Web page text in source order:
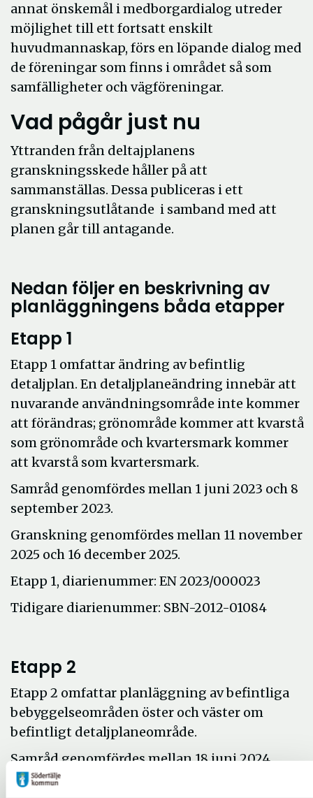
annat önskemål i medborgardialog utreder
möjlighet till ett fortsatt enskilt
huvudmannaskap, förs en löpande dialog med
de föreningar som finns i området så som
samfälligheter och vägföreningar.
Vad pågår just nu
Yttranden från deltajplanens
granskningsskede håller på att
sammanställas. Dessa publiceras i ett
granskningsutlåtande i samband med att
planen går till antagande.
Nedan följer en beskrivning av
planläggningens båda etapper
Etapp 1
Etapp 1 omfattar ändring av befintlig
detaljplan. En detaljplaneändring innebär att
nuvarande användningsområde inte kommer
att förändras; grönområde kommer att kvarstå
som grönområde och kvartersmark kommer
att kvarstå som kvartersmark.
Samråd genomfördes mellan 1 juni 2023 och 8
september 2023.
Granskning genomfördes mellan 11 november
2025 och 16 december 2025.
Etapp 1, diarienummer: EN 2023/000023
Tidigare diarienummer: SBN-2012-01084
Etapp 2
Etapp 2 omfattar planläggning av befintliga
bebyggelseområden öster och väster om
befintligt detaljplaneområde.
Samråd genomfördes mellan 18 juni 2024
och 14 september 2024.